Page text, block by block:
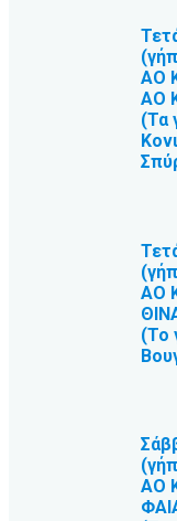
ΑΟ
ΑΟ
(Τα
ΑΟ
(Το
ΑΟ